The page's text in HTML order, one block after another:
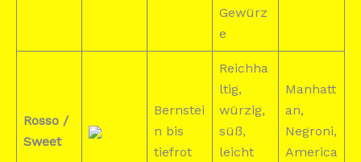
Gewürz
e
Rosso /
Sweet
Bernstei
n bis
tiefrot
Reichha
ltig,
würzig,
süß,
leicht
Manhatt
an,
Negroni,
America